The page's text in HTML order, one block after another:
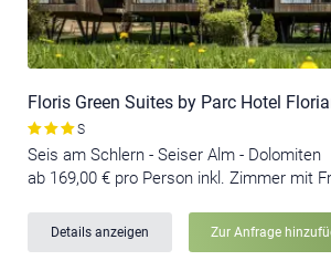
Floris Green Suites by Parc Hotel
S
Seis am Schlern - Seiser Alm - Dolomiten
ab 169,00 € pro Person inkl. Zimmer mit
Details anzeigen Zur Anfrage